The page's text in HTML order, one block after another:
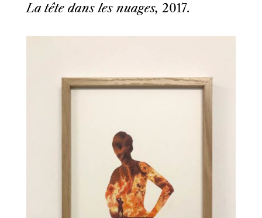
La tête dans les nuages, 2017.